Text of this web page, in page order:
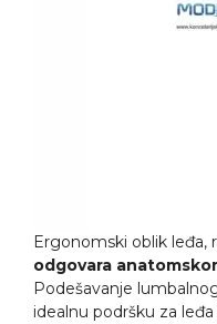
Ergonomski oblik leđa,
odgovara
Podešavanje
idealnu podršku za